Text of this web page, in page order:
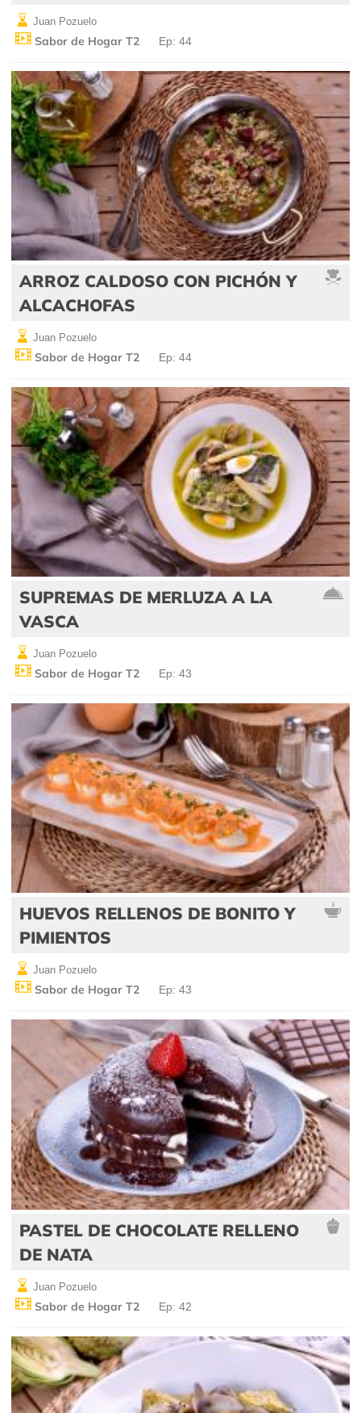
Juan Pozuelo
Sabor de Hogar T2 Ep: 44
ARROZ CALDOSO CON PICHÓN Y
ALCACHOFAS
Juan Pozuelo
Sabor de Hogar T2 Ep: 44
SUPREMAS DE MERLUZA A LA
VASCA
Juan Pozuelo
Sabor de Hogar T2 Ep: 43
HUEVOS RELLENOS DE BONITO Y
PIMIENTOS
Juan Pozuelo
Sabor de Hogar T2 Ep: 43
PASTEL DE CHOCOLATE RELLENO
DE NATA
Juan Pozuelo
Sabor de Hogar T2 Ep: 42